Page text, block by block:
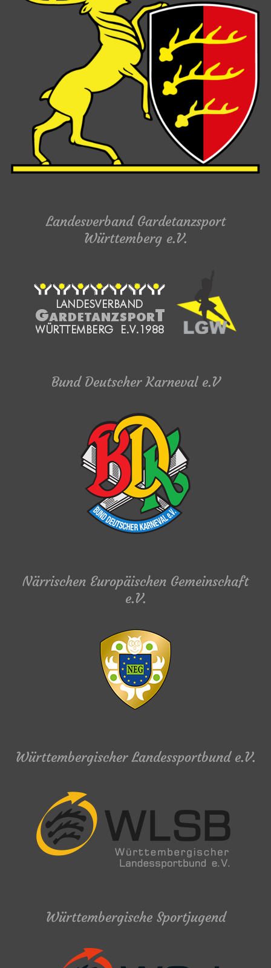
Landesverband Gardetanzsport
Württemberg e.V.
Bund Deutscher Karneval e.V
Närrischen Europäischen Gemeinschaft
e.V.
Württembergischer Landessportbund e.V.
Württembergische Sportjugend